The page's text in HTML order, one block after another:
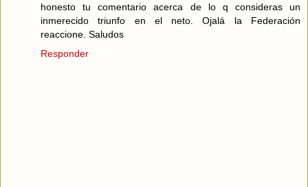
honesto tu comentario acerca de lo q consideras un
inmerecido triunfo en el neto. Ojalá la Federación
reaccione. Saludos
Responder